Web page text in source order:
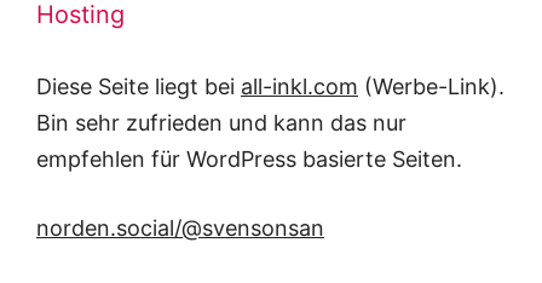
Hosting
Diese Seite liegt bei all-inkl.com (Werbe-Link).
Bin sehr zufrieden und kann das nur
empfehlen für WordPress basierte Seiten.
norden.social/@svensonsan